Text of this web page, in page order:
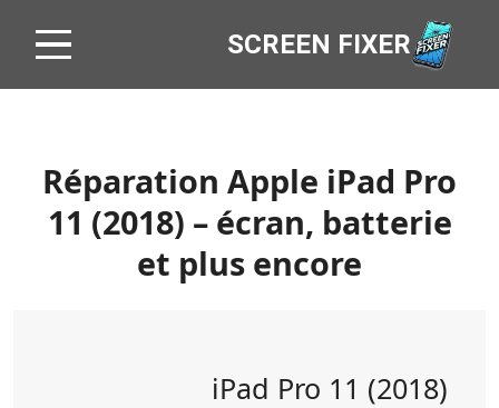
SCREEN FIXER
Réparation Apple iPad Pro
11 (2018) – écran, batterie
et plus encore
iPad Pro 11 (2018)